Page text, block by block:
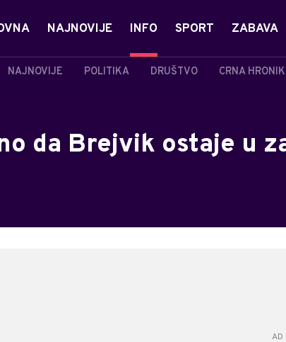
NAJNOVIJE INFO
NAJNOVIJE POLITIKA DRUŠTVO CRNA
SPORT ZABAVA
da Brejvik ostaje u